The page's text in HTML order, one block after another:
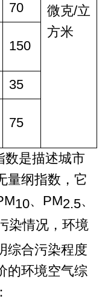
微克/立
方米
70
150
35
75
是描述城市
量纲指数，它
10、PM2.5、
染情况，环境
综合污染程度
的环境空气综